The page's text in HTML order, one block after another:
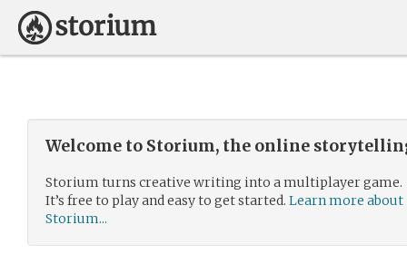
Welcome to Storium, the online
Storium turns creative writing into a multiplayer game.
It’s free to play and easy to get started. Learn more about
Storium...